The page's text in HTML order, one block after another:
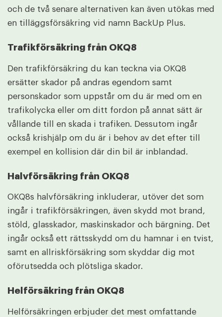
och de två senare alternativen kan även utökas med
en tilläggsförsäkring vid namn BackUp Plus.
Trafikförsäkring från OKQ8
Den trafikförsäkring du kan teckna via OKQ8
ersätter skador på andras egendom samt
personskador som uppstår om du är med om en
trafikolycka eller om ditt fordon på annat sätt är
vållande till en skada i trafiken. Dessutom ingår
också krishjälp om du är i behov av det efter till
exempel en kollision där din bil är inblandad.
Halvförsäkring från OKQ8
OKQ8s halvförsäkring inkluderar, utöver det som
ingår i trafikförsäkringen, även skydd mot brand,
stöld, glasskador, maskinskador och bärgning. Det
ingår också ett rättsskydd om du hamnar i en tvist,
samt en allriskförsäkring som skyddar dig mot
oförutsedda och plötsliga skador.
Helförsäkring från OKQ8
Helförsäkringen erbjuder det mest omfattande